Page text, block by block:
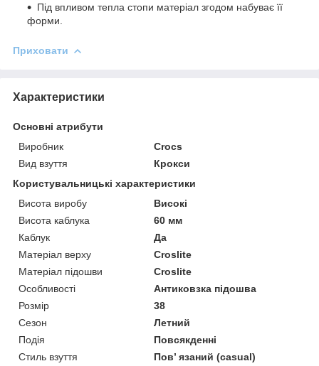
Під впливом тепла стопи матеріал згодом набуває її
форми.
Приховати
Характеристики
Основні атрибути
Виробник
Crocs
Вид взуття
Крокси
Користувальницькі характеристики
Висота виробу
Високі
Висота каблука
60 мм
Каблук
Да
Матеріал верху
Croslite
Матеріал підошви
Croslite
Особливості
Антиковзка підошва
Розмір
38
Сезон
Летний
Подія
Повсякденні
Стиль взуття
Пов’ язаний (casual)